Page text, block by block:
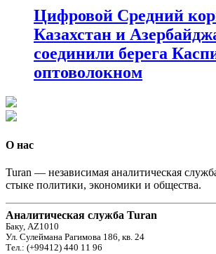
Цифровой Средний
Казахстан и
соединили берега
оптоволокном
О нас
Turan — независимая аналитическая
стыке политики, экономики и общества.
Аналитическая служба Turan
Баку, AZ1010
Ул. Сулеймана Рагимова 186, кв. 24
Тел.: (+99412) 440 11 96